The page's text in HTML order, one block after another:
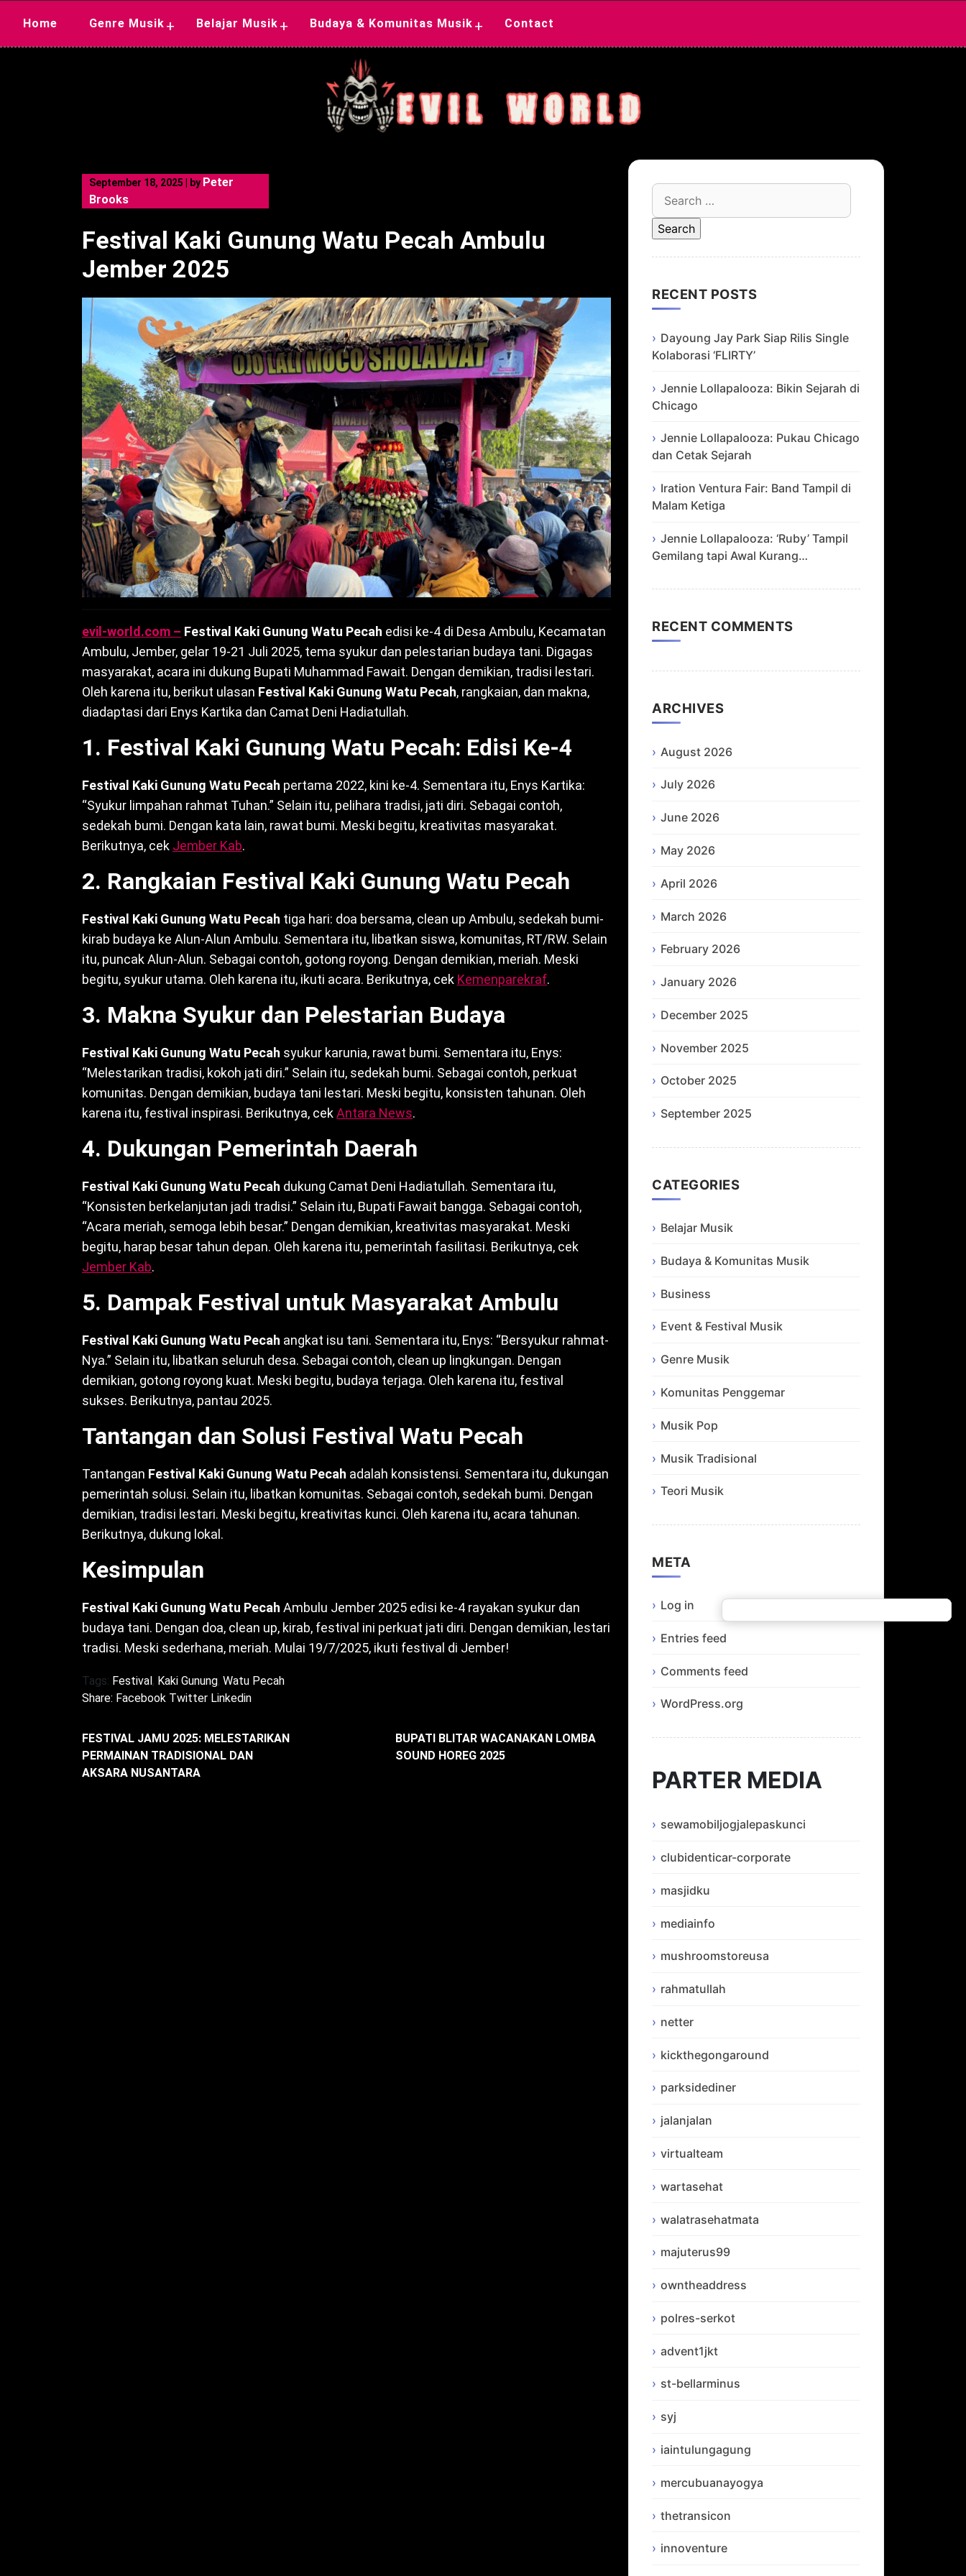
Home Genre Musik + Belajar Musik + Budaya & Komunitas Musik + Contact
September 18, 2025 by Peter
Brooks
Festival Kaki Gunung Watu Pecah Ambulu
Jember 2025
evil-world.com – Festival Kaki Gunung Watu Pecah edisi ke-4 di Desa Ambulu, Kecamatan
Ambulu, Jember, gelar 19-21 Juli 2025, tema syukur dan pelestarian budaya tani. Digagas
masyarakat, acara ini dukung Bupati Muhammad Fawait. Dengan demikian, tradisi lestari.
Oleh karena itu, berikut ulasan Festival Kaki Gunung Watu Pecah, rangkaian, dan makna,
diadaptasi dari Enys Kartika dan Camat Deni Hadiatullah.
1. Festival Kaki Gunung Watu Pecah: Edisi Ke-4
Festival Kaki Gunung Watu Pecah pertama 2022, kini ke-4. Sementara itu, Enys Kartika:
“Syukur limpahan rahmat Tuhan.” Selain itu, pelihara tradisi, jati diri. Sebagai contoh,
sedekah bumi. Dengan kata lain, rawat bumi. Meski begitu, kreativitas masyarakat.
Berikutnya, cek Jember Kab.
2. Rangkaian Festival Kaki Gunung Watu Pecah
Festival Kaki Gunung Watu Pecah tiga hari: doa bersama, clean up Ambulu, sedekah bumi-
kirab budaya ke Alun-Alun Ambulu. Sementara itu, libatkan siswa, komunitas, RT/RW. Selain
itu, puncak Alun-Alun. Sebagai contoh, gotong royong. Dengan demikian, meriah. Meski
begitu, syukur utama. Oleh karena itu, ikuti acara. Berikutnya, cek Kemenparekraf.
3. Makna Syukur dan Pelestarian Budaya
Festival Kaki Gunung Watu Pecah syukur karunia, rawat bumi. Sementara itu, Enys:
“Melestarikan tradisi, kokoh jati diri.” Selain itu, sedekah bumi. Sebagai contoh, perkuat
komunitas. Dengan demikian, budaya tani lestari. Meski begitu, konsisten tahunan. Oleh
karena itu, festival inspirasi. Berikutnya, cekAntara News.
4. Dukungan Pemerintah Daerah
Festival Kaki Gunung Watu Pecah dukung Camat Deni Hadiatullah. Sementara itu,
“Konsisten berkelanjutan jadi tradisi.” Selain itu, Bupati Fawait bangga. Sebagai contoh,
“Acara meriah, semoga lebih besar.” Dengan demikian, kreativitas masyarakat. Meski
begitu, harap besar tahun depan. Oleh karena itu, pemerintah fasilitasi. Berikutnya, cek
Jember Kab.
5. Dampak Festival untuk Masyarakat Ambulu
Festival Kaki Gunung Watu Pecah angkat isu tani. Sementara itu, Enys: “Bersyukur rahmat-
Nya.” Selain itu, libatkan seluruh desa. Sebagai contoh, clean up lingkungan. Dengan
demikian, gotong royong kuat. Meski begitu, budaya terjaga. Oleh karena itu, festival
sukses. Berikutnya, pantau 2025.
Tantangan dan Solusi Festival Watu Pecah
Tantangan Festival Kaki Gunung Watu Pecah adalah konsistensi. Sementara itu, dukungan
pemerintah solusi. Selain itu, libatkan komunitas. Sebagai contoh, sedekah bumi. Dengan
demikian, tradisi lestari. Meski begitu, kreativitas kunci. Oleh karena itu, acara tahunan.
Berikutnya, dukung lokal.
Kesimpulan
Festival Kaki Gunung Watu Pecah Ambulu Jember 2025 edisi ke-4 rayakan syukur dan
budaya tani. Dengan doa, clean up, kirab, festival ini perkuat jati diri. Dengan demikian, lestari
tradisi. Meski sederhana, meriah. Mulai 19/7/2025, ikuti festival di Jember!
Tags: Festival , Kaki Gunung, Watu Pecah
Share: Facebook Twitter Linkedin
FESTIVAL JAMU 2025: MELESTARIKAN
PERMAINAN TRADISIONAL DAN
AKSARA NUSANTARA
BUPATI BLITAR WACANAKAN LOMBA
SOUND HOREG 2025
Search
for:
RECENT POSTS
Dayoung Jay Park Siap Rilis Single
Kolaborasi ‘FLIRTY’
Jennie Lollapalooza: Bikin Sejarah di
Chicago
Jennie Lollapalooza: Pukau Chicago
dan Cetak Sejarah
Iration Ventura Fair: Band Tampil di
Malam Ketiga
Jennie Lollapalooza: ‘Ruby’ Tampil
Gemilang tapi Awal Kurang…
RECENT COMMENTS
ARCHIVES
August 2026
July 2026
June 2026
May 2026
April 2026
March 2026
February 2026
January 2026
December 2025
November 2025
October 2025
September 2025
CATEGORIES
Belajar Musik
Budaya & Komunitas Musik
Business
Event & Festival Musik
Genre Musik
Komunitas Penggemar
Musik Pop
Musik Tradisional
Teori Musik
META
Log in
Entries feed
Comments feed
WordPress.org
PARTER MEDIA
sewamobiljogjalepaskunci
clubidenticar-corporate
masjidku
mediainfo
mushroomstoreusa
rahmatullah
netter
kickthegongaround
parksidediner
jalanjalan
virtualteam
wartasehat
walatrasehatmata
majuterus99
owntheaddress
polres-serkot
advent1jkt
st-bellarminus
syj
iaintulungagung
mercubuanayogya
thetransicon
innoventure